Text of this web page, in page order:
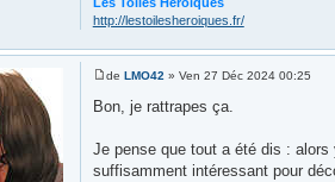
http://lestoilesheroiques.fr/
de LMO42» Ven 27 Déc 2024 00:25
Bon, je rattrapes ça.
Je pense que tout a été dis :
suffisamment intéressant pour